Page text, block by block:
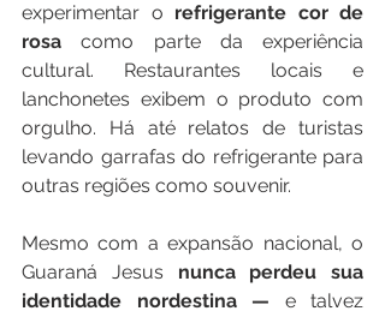
experimentar o refrigerante cor de
rosa como parte da experiência
cultural. Restaurantes locais e
lanchonetes exibem o produto com
orgulho. Há até relatos de turistas
levando garrafas do refrigerante para
outras regiões como souvenir.
Mesmo com a expansão nacional, o
Guaraná Jesus nunca perdeu sua
identidade nordestina — e talvez